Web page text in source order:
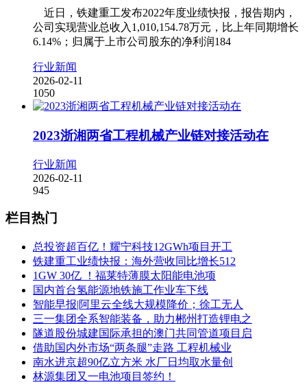
近日，铁建重工发布2022年度业绩快报，报告期内，
公司实现营业总收入1,010,154.78万元，比上年同期增长
6.14%；归属于上市公司股东的净利润184
行业新闻
2026-02-11
1050
2023浙湘两省工程机械产业链对接活动在
行业新闻
2026-02-11
945
栏目热门
总投资超百亿！耀宁科技12GWh项目开工
铁建重工业绩快报：海外营收同比增长512
1GW 30亿 ！福莱特薄膜太阳能电池项
国内首台氢能源地铁施工作业车下线
智能早报|阿里云全线大规模降价；徐工无人
三一集团全系智能装备，助力郴州打造锂电之
隧道股份城建国际承担的澳门共同管道项目启
借助国内外市场“两条腿”走路 工程机械业
南水进京超90亿立方米 水厂日均取水量创
林源集团又一电池项目签约！